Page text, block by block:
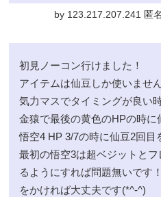
by 123.217.207.241 匿
初見ノーコン行けました！
アイテムは仙豆しか使いませ
気力マスでタイミングが良い
金猿で最後の黄色のHPの時に
悟空4 HP 3/7の時に仙豆2回目
最初の悟空3は超ベジットと
るようにすれば問題無いです
をかければ大丈夫です(*^-^)